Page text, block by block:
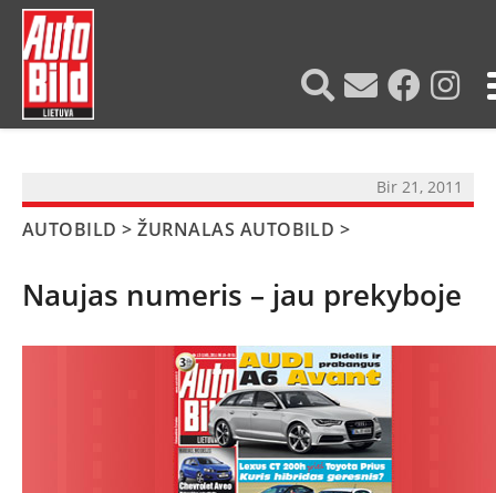
NAUJIENOS
Bir 21, 2011
AUTOBILD >ŽURNALAS AUTOBILD >
Naujas numeris – jau prekyboje